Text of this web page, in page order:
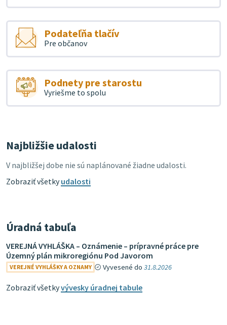
Podateľňa tlačív
Pre občanov
Podnety pre starostu
Vyriešme to spolu
Najbližšie udalosti
V najbližšej dobe nie sú naplánované žiadne udalosti.
Zobraziť všetkyudalosti
Úradná tabuľa
VEREJNÁ VYHLÁŠKA – Oznámenie – prípravné práce pre
Územný plán mikroregiónu Pod Javorom
VEREJNÉ VYHLÁŠKY A OZNAMY Vyvesené do31.8.2026
Zobraziť všetkyvývesky úradnej tabule